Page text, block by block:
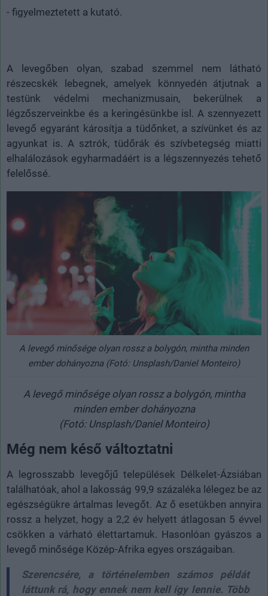
- figyelmeztetett a kutató.
A levegőben olyan, szabad szemmel nem látható
részecskék lebegnek, amelyek könnyedén átjutnak a
testünk védelmi mechanizmusain, bekerülnek a
légzőszerveinkbe és a keringésünkbe isl. A szennyezett
levegő egyaránt károsítja a tüdőnket, a szívünket és az
agyunkat is. A sztrók, tüdőrák és szívbetegség miatti
elhalálozások egyharmadáért is a légszennyezés tehető
felelőssé.
A levegő minősége olyan rossz a bolygón, mintha minden
ember dohányozna (Fotó: Unsplash/Daniel Monteiro)
A levegő minősége olyan rossz a bolygón, mintha
minden ember dohányozna
(Fotó: Unsplash/Daniel Monteiro)
Még nem késő változtatni
A legrosszabb levegőjű települések Délkelet-Ázsiában
találhatóak, ahol a lakosság 99,9 százaléka lélegez be az
egészségükre ártalmas levegőt. Az ő esetükben annyira
rossz a helyzet, hogy a 2,2 év helyett átlagosan 5 évvel
csökken a várható élettartamuk. Hasonlóan gyászos a
levegő minősége Közép-Afrika egyes országaiban.
Szerencsére, a történelemben számos példát
láttunk rá, hogy ennek nem kell így lennie. Több